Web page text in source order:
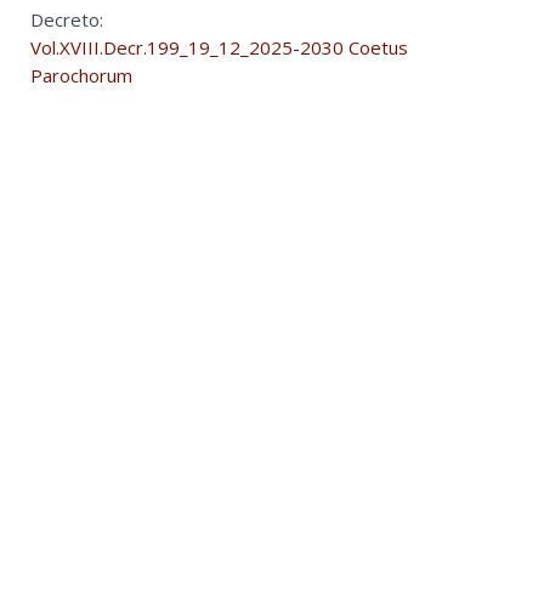
Decreto:
Vol.XVIII.Decr.199_19_12_2025-2030 Coetus
Parochorum